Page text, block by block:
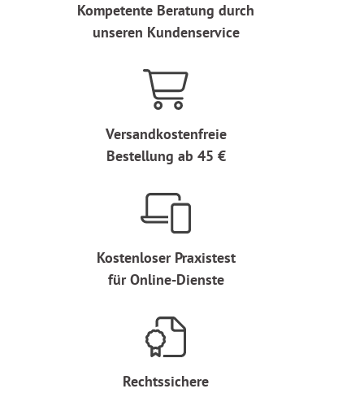
Kompetente Beratung durch
unseren Kundenservice
Versandkostenfreie
Bestellung ab 45 €
Kostenloser Praxistest
für Online-Dienste
Rechtssichere